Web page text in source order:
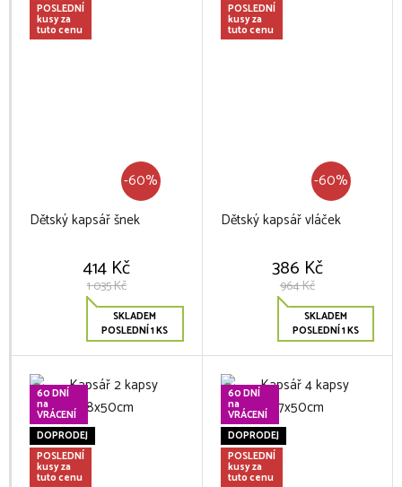
POSLEDNÍ
kusy za
tuto cenu
-60%
Dětský kapsář šnek
414 Kč
1 035 Kč
SKLADEM
POSLEDNÍ 1 KS
POSLEDNÍ
kusy za
tuto cenu
-60%
Dětský kapsář vláček
386 Kč
964 Kč
SKLADEM
POSLEDNÍ 1 KS
60 DNÍ
na
VRÁCENÍ
DOPRODEJ
POSLEDNÍ
kusy za
tuto cenu
60 DNÍ
na
VRÁCENÍ
DOPRODEJ
POSLEDNÍ
kusy za
tuto cenu